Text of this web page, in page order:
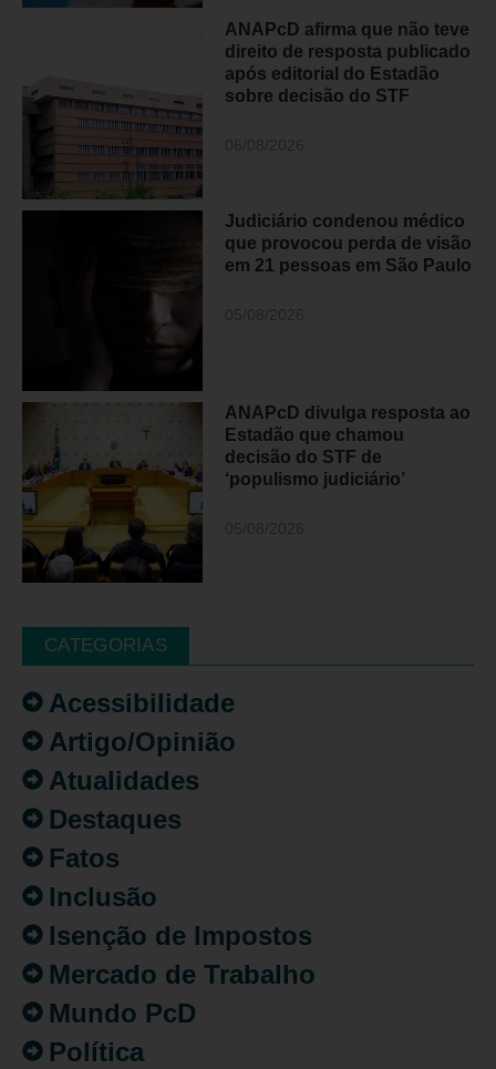
ANAPcD afirma que não teve
direito de resposta publicado
após editorial do Estadão
sobre decisão do STF
Judiciário condenou médico
que provocou perda de visão
em 21 pessoas em São Paulo
ANAPcD divulga resposta ao
Estadão que chamou
decisão do STF de
‘populismo judiciário’
CATEGORIAS
Acessibilidade
Artigo/Opinião
Atualidades
Destaques
Fatos
Inclusão
Isenção de Impostos
Mercado de Trabalho
Mundo PcD
Política